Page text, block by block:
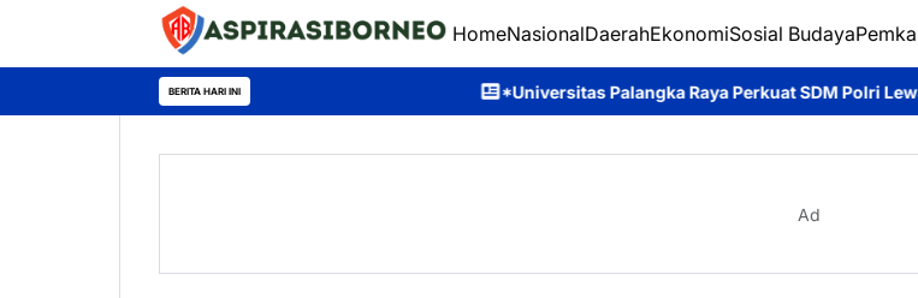
HomeNasionalDaerahEkonomiSosial Budaya
BERITA HARI INI *Universitas Palangka Raya Perkuat SDM Polri Lewat Pusat Studi
Ad